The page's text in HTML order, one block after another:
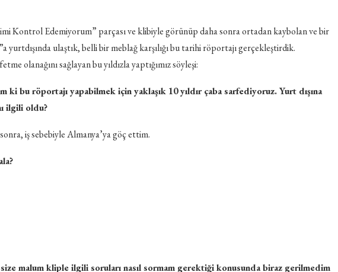
Kontrol Edemiyorum” parçası ve klibiyle görünüp daha sonra ortadan kaybolan ve bir
yurtdışında ulaştık, belli bir meblağ karşılığı bu tarihi röportajı gerçekleştirdik.
olanağını sağlayan bu yıldızla yaptığımız söyleşi:
bu röportajı yapabilmek için yaklaşık 10 yıldır çaba sarfediyoruz. Yurt dışına
ilgili oldu?
iş sebebiyle Almanya’ya göç ettim.
malum kliple ilgili soruları nasıl sormam gerektiği konusunda biraz gerilmedim